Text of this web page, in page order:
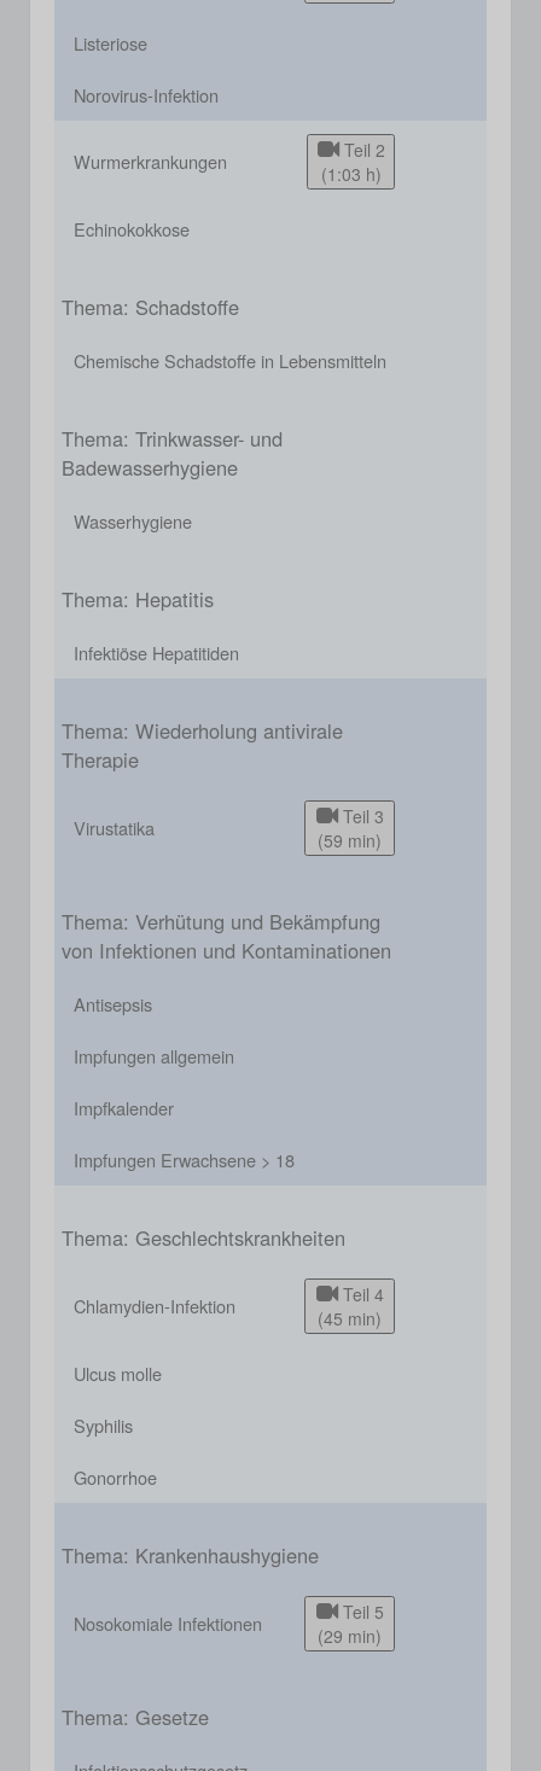
Listeriose
Norovirus-Infektion
Wurmerkrankungen
Teil 2
(1:03 h)
Echinokokkose
Thema: Schadstoffe
Chemische Schadstoffe in Lebensmitteln
Thema: Trinkwasser- und
Badewasserhygiene
Wasserhygiene
Thema: Hepatitis
Infektiöse Hepatitiden
Thema: Wiederholung antivirale
Therapie
Virustatika
Teil 3
(59 min)
Thema: Verhütung und Bekämpfung
von Infektionen und Kontaminationen
Antisepsis
Impfungen allgemein
Impfkalender
Impfungen Erwachsene > 18
Thema: Geschlechtskrankheiten
Chlamydien-Infektion
Teil 4
(45 min)
Ulcus molle
Syphilis
Gonorrhoe
Thema: Krankenhaushygiene
Nosokomiale Infektionen
Teil 5
(29 min)
Thema: Gesetze